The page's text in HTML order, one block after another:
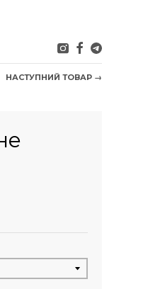
НАСТУПНИЙ ТОВАР →